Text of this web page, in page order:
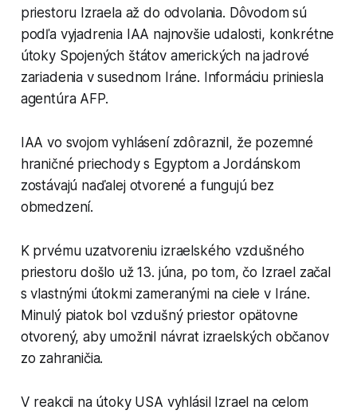
priestoru Izraela až do odvolania. Dôvodom sú
podľa vyjadrenia IAA najnovšie udalosti, konkrétne
útoky Spojených štátov amerických na jadrové
zariadenia v susednom Iráne. Informáciu priniesla
agentúra AFP.
IAA vo svojom vyhlásení zdôraznil, že pozemné
hraničné priechody s Egyptom a Jordánskom
zostávajú naďalej otvorené a fungujú bez
obmedzení.
K prvému uzatvoreniu izraelského vzdušného
priestoru došlo už 13. júna, po tom, čo Izrael začal
s vlastnými útokmi zameranými na ciele v Iráne.
Minulý piatok bol vzdušný priestor opätovne
otvorený, aby umožnil návrat izraelských občanov
zo zahraničia.
V reakcii na útoky USA vyhlásil Izrael na celom